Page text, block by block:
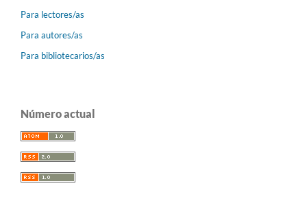
Para lectores/as
Para autores/as
Para bibliotecarios/as
Número actual